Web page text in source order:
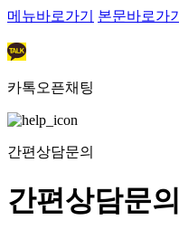
메뉴바로가기 본문바로가기
카톡오픈채팅
간편상담문의
간편상담문의